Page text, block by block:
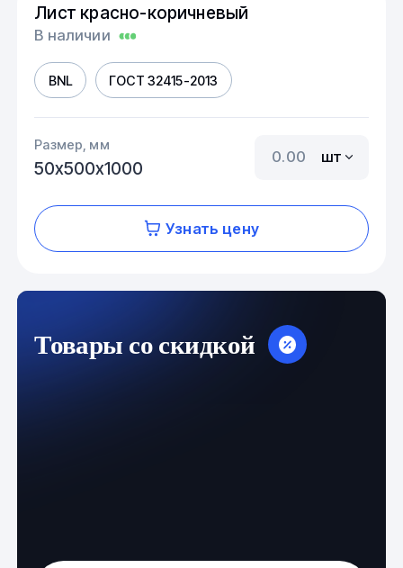
Лист красно-коричневый
В наличии
BNL ГОСТ 32415-2013
Размер, мм
50х500х1000
шт
Узнать цену
Товары со скидкой